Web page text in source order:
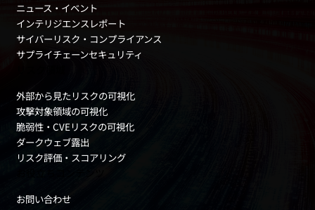
外部から見たリスクの可視化
攻撃対象領域の可視化
脆弱性・CVEリスクの可視化
ダークウェブ露出
リスク評価・スコアリング
ニュース・イベント
インテリジエンスレポート
サイバーリスク・コンプライアンス
サプライチェーンセキュリティ
お問い合わせ